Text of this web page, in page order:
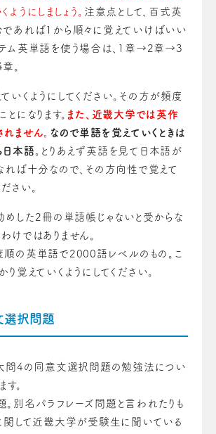
うにしましょう。 注意点として、百式英
であれば1から順々に覚えていけばいい
テム英単語を使う場合は、1章→2章→3
。
いくようにしてください。その方が頻度
になります。 また、近畿大学では英作
ません。 なので単語を覚えていくときは
本語。 とりあえず英語を見て日本語が
れば十分なので、その方向性で覚え て
ださい。
めした2冊の単語帳じゃないと受からな
けではありません。
順の英単語で2000語レベルのもの。こ
り覚えていくようにして ください。
選択問題
問4の同意文選択問題の勉強法につい
。
別名パラフレーズ問題と言われたりも
関して近畿大学が受験生に聞いている